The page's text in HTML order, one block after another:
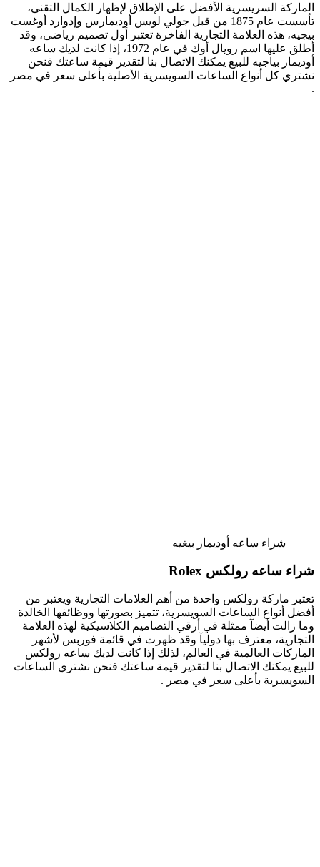
الماركة السريسرية الأفضل على الإطلاق لإظهار الكمال التقنى،
تأسست عام 1875 من قبل جولي لويس أوديمارس وإدوارد أوغست
بيجيه، هذه العلامة التجارية الفاخرة تعتبر أول تصميم رياضى، وقد
أطلق عليها اسم رويال أوك في عام 1972، إذا كانت لديك ساعه
أوديمار بياجيه للبيع يمكنك الاتصال بنا لتقدير قيمة ساعتك فنحن
نشتري كل أنواع الساعات السويسرية الأصلية بأعلى سعر في مصر
.
شراء ساعه أوديمار بيغيه
شراء ساعه رولكس Rolex
تعتبر ماركة رولكس واحدة من أهم العلامات التجارية ويعتبر من
أفضل أنواع الساعات السويسرية، تتميز بصورتها ووظائفها الخالدة
وما زالت أيضآ ممثلة في أرقي التصاميم الكلاسيكية لهذه العلامة
التجارية، معترف بها دوليآ وقد ظهرت في قائمة فوربس لأشهر
الماركات العالمية في العالم، لذلك إذا كانت لديك ساعه رولكس
للبيع يمكنك الاتصال بنا لتقدير قيمة ساعتك فنحن نشتري الساعات
السويسرية بأعلى سعر في مصر .